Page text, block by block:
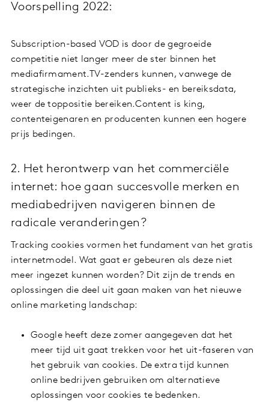
Voorspelling 2022:
Subscription-based VOD is door de gegroeide
competitie niet langer meer de ster binnen het
mediafirmament.TV-zenders kunnen, vanwege de
strategische inzichten uit publieks- en bereiksdata,
weer de toppositie bereiken.Content is king,
contenteigenaren en producenten kunnen een hogere
prijs bedingen.
2. Het herontwerp van het commerciële
internet: hoe gaan succesvolle merken en
mediabedrijven navigeren binnen de
radicale veranderingen?
Tracking cookies vormen het fundament van het gratis
internetmodel. Wat gaat er gebeuren als deze niet
meer ingezet kunnen worden? Dit zijn de trends en
oplossingen die deel uit gaan maken van het nieuwe
online marketing landschap:
Google heeft deze zomer aangegeven dat het
meer tijd uit gaat trekken voor het uit-faseren van
het gebruik van cookies. De extra tijd kunnen
online bedrijven gebruiken om alternatieve
oplossingen voor cookies te bedenken.